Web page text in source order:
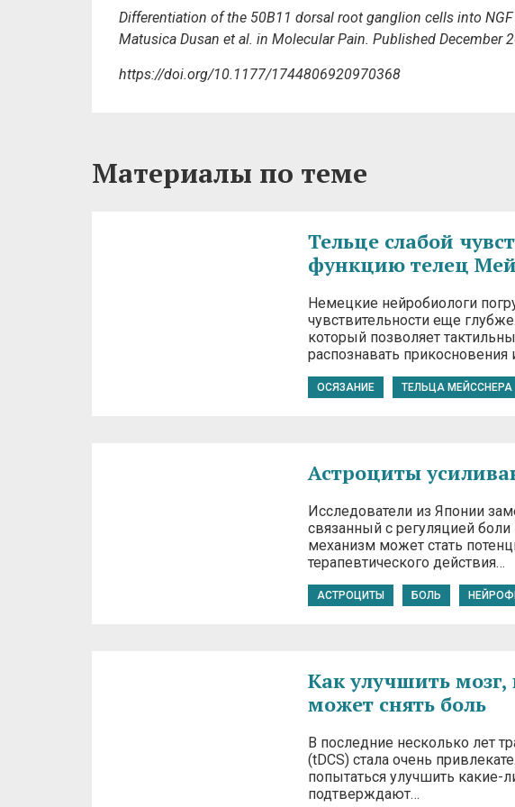
Differentiation of the 50B11 dorsal root ganglion cells into
Matusica Dusan et al. in Molecular Pain. Published December
https://doi.org/10.1177/1744806920970368
Материалы по теме
Тельце слабой
функцию телец
Немецкие нейробиологи
чувствительности еще
который позволяет
распознавать прикосновения
ОСЯЗАНИЕ ТЕЛЬЦА МЕЙССНЕРА
Астроциты
Исследователи из Японии
связанный с регуляцией
механизм может стать
терапевтического действия…
АСТРОЦИТЫ БОЛЬ
Как улучшить мозг,
может снять боль
В последние несколько лет
(tDCS) стала очень
попытаться улучшить какие-
подтверждают…